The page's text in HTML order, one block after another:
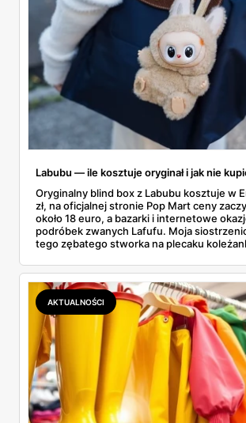
Labubu — ile kosztuje oryginał i jak nie
Oryginalny blind box z Labubu kosztuje w
zł, na oficjalnej stronie Pop Mart ceny
około 18 euro, a bazarki i internetowe
podróbek zwanych Lafufu. Moja
tego zębatego stworka na plecaku
kosztuje i po czym poznać, że sprzedawca
podróbki. Spisałam wszystko, czego się
łącznie z jedną wpadką, o której za chwilę.
AKTUALNOŚCI